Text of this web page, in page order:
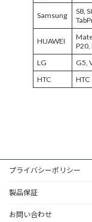
Samsung
S8,
HUAWEI
P20,
LG
G5,
HTC
HTC
プライバシーポリシー
製品保証
お問い合わせ